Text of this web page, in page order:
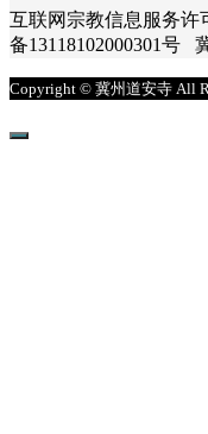
互联网宗教信息服务许
备13118102000301号
Copyright © 冀州道安寺 All